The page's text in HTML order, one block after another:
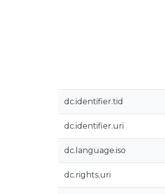
dc.identifier.tid
dc.identifier.uri
dc.language.iso
dc.rights.uri